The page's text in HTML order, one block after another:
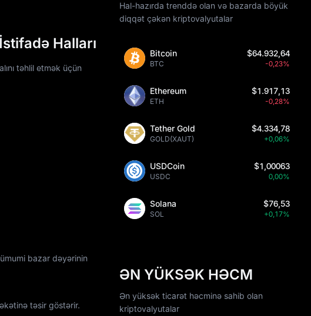
Halları
təhlil etmək üçün
bazar dəyərinin
təsir göstərir.
Hal-hazırda trenddə olan və bazarda böyük
diqqət çəkən kriptovalyutalar
Bitcoin
BTC
$64.932,64
-0,23%
Ethereum
ETH
$1.917,13
-0,28%
Tether Gold
GOLD(XAUT)
$4.334,78
+0,06%
USDCoin
USDC
$1,00063
0,00%
Solana
SOL
$76,53
+0,17%
ƏN YÜKSƏK HƏCM
Ən yüksək ticarət həcminə sahib olan
kriptovalyutalar